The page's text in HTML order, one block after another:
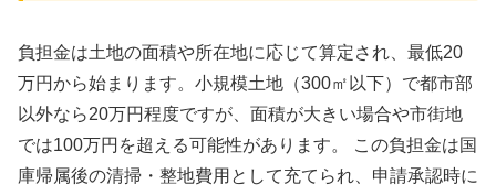
負担金は土地の面積や所在地に応じて算定され、最低20
万円から始まります。小規模土地（300㎡以下）で都市部
以外なら20万円程度ですが、面積が大きい場合や市街地
では100万円を超える可能性があります。 この負担金は国
庫帰属後の清掃・整地費用として充てられ、申請承認時に